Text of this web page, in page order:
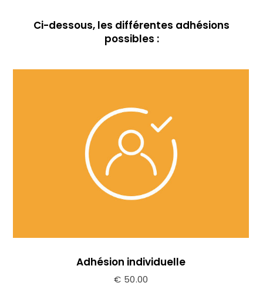
Ci-dessous, les différentes adhésions
possibles :
Adhésion individuelle
€ 50.00